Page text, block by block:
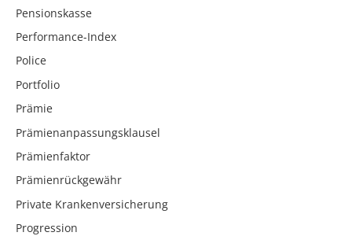
Pensionskasse
Performance-Index
Police
Portfolio
Prämie
Prämienanpassungsklausel
Prämienfaktor
Prämienrückgewähr
Private Krankenversicherung
Progression